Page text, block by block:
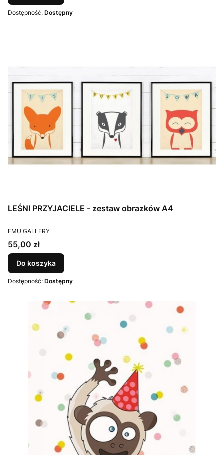
Dostępność: Dostępny
LEŚNI PRZYJACIELE - zestaw obrazków A4
PRODUCENT
EMU GALLERY
Cena
55,00 zł
Do koszyka
Dostępność: Dostępny